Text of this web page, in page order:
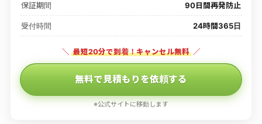
保証期間 90日間再発防止
受付時間 24時間365日
＼ 最短20分で到着！キャンセル無料 ／
無料で見積もりを依頼する
※公式サイトに移動します